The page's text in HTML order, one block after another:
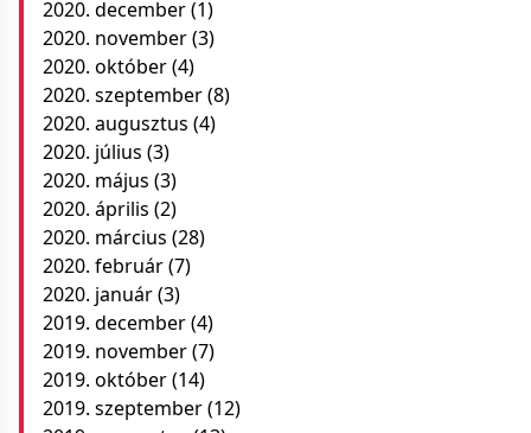
2020. december(1)
2020. november(3)
2020. október(4)
2020. szeptember(8)
2020. augusztus (4)
2020. július (3)
2020. május (3)
2020. április (2)
2020. március (28)
2020. február(7)
2020. január(3)
2019. december(4)
2019. november(7)
2019. október(14)
2019. szeptember(12)